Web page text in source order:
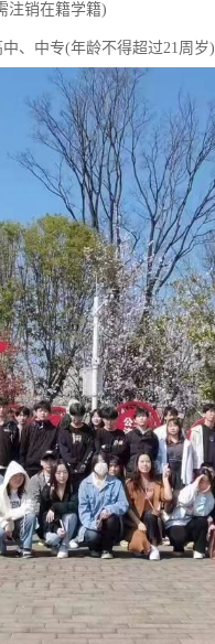
注销在籍学籍)
、中专(年龄不得超过21周岁)